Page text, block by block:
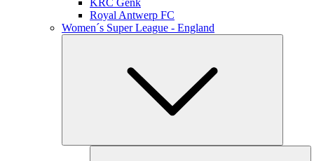
KRC Genk
Royal Antwerp FC
Women´s Super League - England